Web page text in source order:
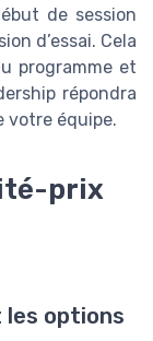
de session
d’essai. Cela
programme et
répondra
votre équipe.
prix
les options